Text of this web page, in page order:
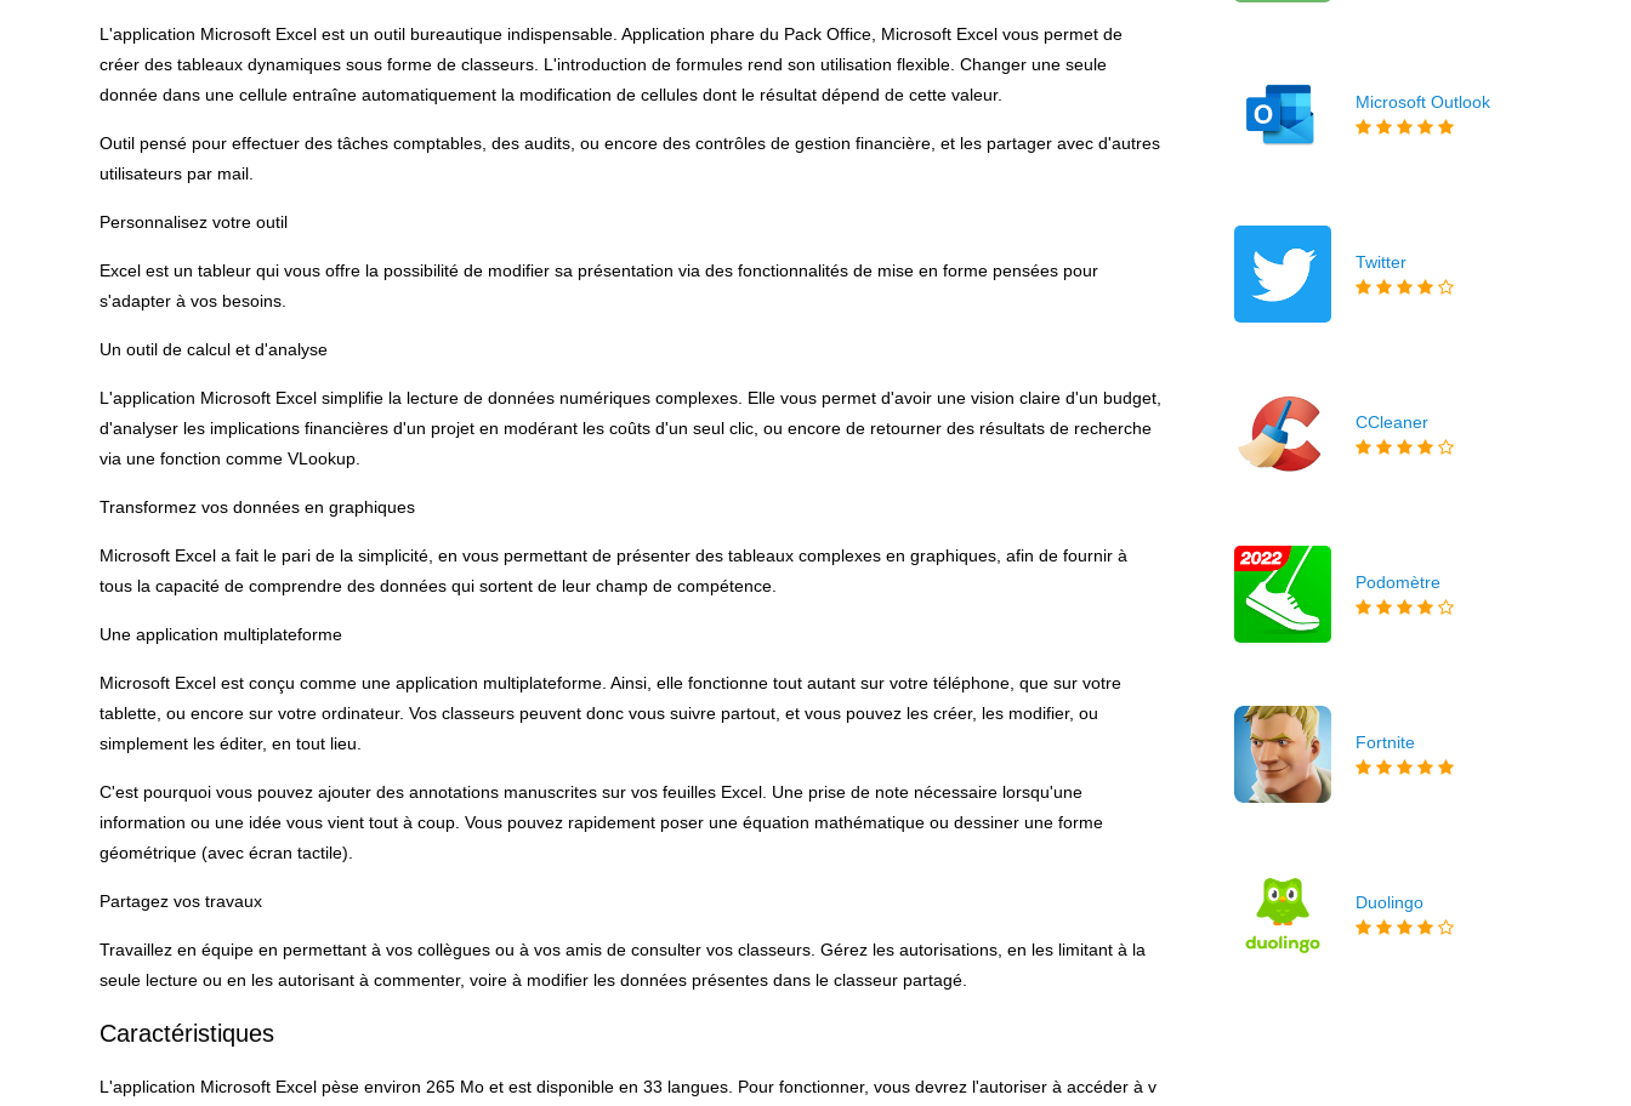
L'application Microsoft Excel est un outil bureautique indispensable. Application phare du Pack Office, Microsoft Excel vous permet de
créer des tableaux dynamiques sous forme de classeurs. L'introduction de formules rend son utilisation flexible. Changer une seule
donnée dans une cellule entraîne automatiquement la modification de cellules dont le résultat dépend de cette valeur.
Outil pensé pour effectuer des tâches comptables, des audits, ou encore des contrôles de gestion financière, et les partager avec d'autres
utilisateurs par mail.
Personnalisez votre outil
Excel est un tableur qui vous offre la possibilité de modifier sa présentation via des fonctionnalités de mise en forme pensées pour
s'adapter à vos besoins.
Un outil de calcul et d'analyse
L'application Microsoft Excel simplifie la lecture de données numériques complexes. Elle vous permet d'avoir une vision claire d'un budget,
d'analyser les implications financières d'un projet en modérant les coûts d'un seul clic, ou encore de retourner des résultats de recherche
via une fonction comme VLookup.
Transformez vos données en graphiques
Microsoft Excel a fait le pari de la simplicité, en vous permettant de présenter des tableaux complexes en graphiques, afin de fournir à
tous la capacité de comprendre des données qui sortent de leur champ de compétence.
Une application multiplateforme
Microsoft Excel est conçu comme une application multiplateforme. Ainsi, elle fonctionne tout autant sur votre téléphone, que sur votre
tablette, ou encore sur votre ordinateur. Vos classeurs peuvent donc vous suivre partout, et vous pouvez les créer, les modifier, ou
simplement les éditer, en tout lieu.
C'est pourquoi vous pouvez ajouter des annotations manuscrites sur vos feuilles Excel. Une prise de note nécessaire lorsqu'une
information ou une idée vous vient tout à coup. Vous pouvez rapidement poser une équation mathématique ou dessiner une forme
géométrique (avec écran tactile).
Partagez vos travaux
Travaillez en équipe en permettant à vos collègues ou à vos amis de consulter vos classeurs. Gérez les autorisations, en les limitant à la
seule lecture ou en les autorisant à commenter, voire à modifier les données présentes dans le classeur partagé.
Caractéristiques
L'application Microsoft Excel pèse environ 265 Mo et est disponible en 33 langues. Pour fonctionner, vous devrez l'autoriser à accéder à v
Microsoft Outlook
Twitter
CCleaner
Podomètre
Fortnite
Duolingo